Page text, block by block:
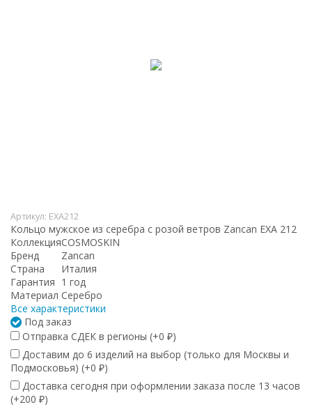
Артикул: EXA212
Кольцо мужское из серебра с розой ветров Zancan EXA 212
КоллекцияCOSMOSKIN
Бренд
Zancan
Страна
Италия
Гарантия 1 год
Материал Серебро
Все характеристики
Под заказ
Отправка СДЕК в регионы (+0 ₽)
Доставим до 6 изделий на выбор (только для Москвы и
Подмосковья) (+0 ₽)
Доставка сегодня при оформлении заказа после 13 часов
(+200 ₽)